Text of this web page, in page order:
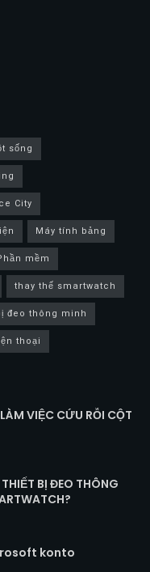
sống
City
Máy tính bảng
mềm
thay thế smartwatch
đeo thông minh
thoại
VIỆC CỨU RỖI CỘT
BỊ ĐEO THÔNG
konto